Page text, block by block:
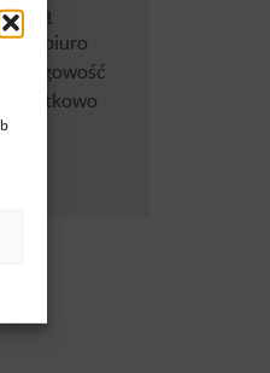
biuro
księgowość